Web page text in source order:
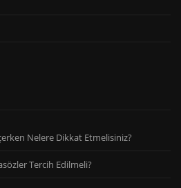
Nelere Dikkat Etmelisiniz?
Tercih Edilmeli?